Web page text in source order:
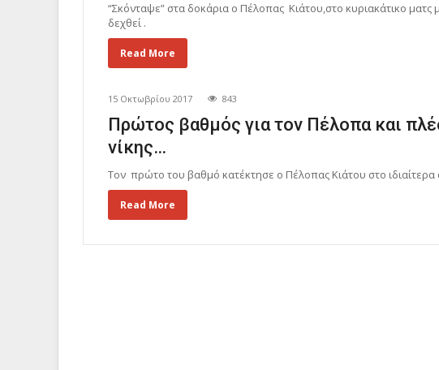
“Σκόνταψε” στα δοκάρια ο Πέλοπας Κιάτου,στο κυριακάτικο
δεχθεί .
Read More
15 Οκτωβρίου 2017 843
Πρώτος βαθμός για τον Πέλοπα και
νίκης…
Τον πρώτο του βαθμό κατέκτησε ο Πέλοπας Κιάτου στο ιδιαίτερα
Read More